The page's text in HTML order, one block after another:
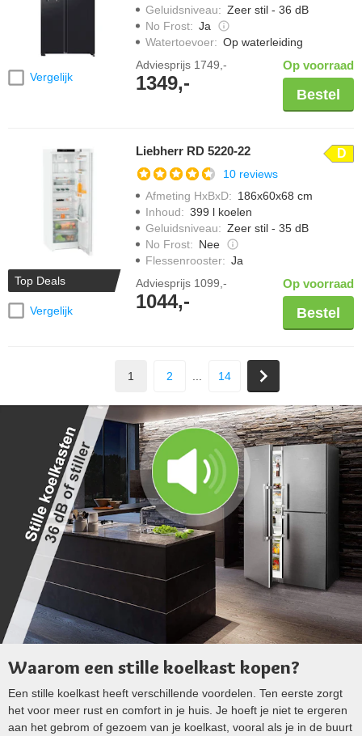
Vergelijk
Geluidsniveau: Zeer stil - 36 dB
No Frost: Ja
Watertoevoer: Op waterleiding
Adviesprijs 1749,-
1349,-
Op voorraad
Bestel
Top Deals
Vergelijk
Liebherr RD 5220-22 D
10 reviews
Afmeting HxBxD: 186x60x68 cm
Inhoud: 399 l koelen
Geluidsniveau: Zeer stil - 35 dB
No Frost: Nee
Flessenrooster: Ja
Adviesprijs 1099,-
1044,-
Op voorraad
Bestel
1 2 14
Waarom een stille koelkast kopen?
Een stille koelkast heeft verschillende voordelen. Ten eerste zorgt
het voor meer rust en comfort in je huis. Je hoeft je niet te ergeren
aan het gebrom of gezoem van je koelkast, vooral als je in de buurt